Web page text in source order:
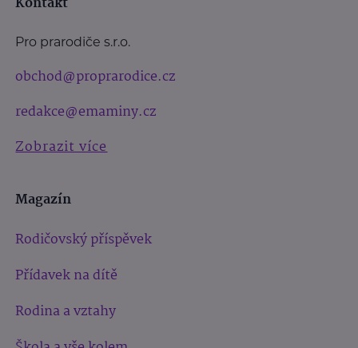
Pro prarodiče s.r.o.
obchod@proprarodice.cz
redakce@emaminy.cz
Zobrazit více
Magazín
Rodičovský příspěvek
Přídavek na dítě
Rodina a vztahy